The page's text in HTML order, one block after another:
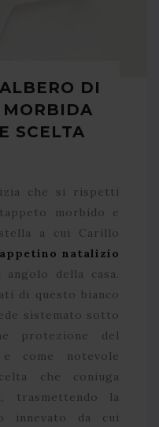
DI
SCELTA
che si rispetti
morbido e
a cui Carillo
natalizio
della casa.
di questo bianco
sistemato sotto
protezione del
come notevole
che coniuga
trasmettendo la
innevato da cui